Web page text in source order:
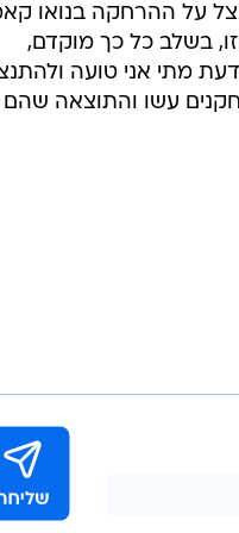
על ההרחקה בנואו
בשלב כל כך מוקדם,
מתי אני טועה
עשו והתוצאה שהם